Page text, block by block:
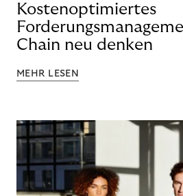
Kostenoptimiertes
Chain neu denken
MEHR LESEN